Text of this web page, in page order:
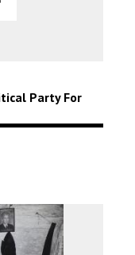
Party For